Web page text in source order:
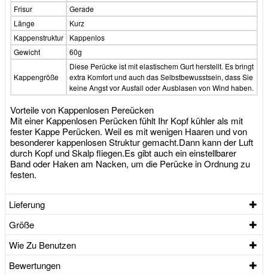
Frisur
Gerade
Länge
Kurz
Kappenstruktur
Kappenlos
Gewicht
60g
Kappengröße
Diese Perücke ist mit elastischem Gurt herstellt. Es bringt
extra Komfort und auch das Selbstbewusstsein, dass Sie
keine Angst vor Ausfall oder Ausblasen von Wind haben.
Vorteile von Kappenlosen Pereücken
Mit einer Kappenlosen Perücken fühlt Ihr Kopf kühler als mit
fester Kappe Perücken. Weil es mit wenigen Haaren und von
besonderer kappenlosen Struktur gemacht.Dann kann der Luft
durch Kopf und Skalp fliegen.Es gibt auch ein einstellbarer
Band oder Haken am Nacken, um die Perücke in Ordnung zu
festen.
Lieferung
Größe
Wie Zu Benutzen
Bewertungen